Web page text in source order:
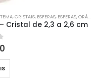
,CRISTAIS, ESFERAS, ESFERAS,ORÁCULOS
Cristal de 2,3 a 2,6 cm
5